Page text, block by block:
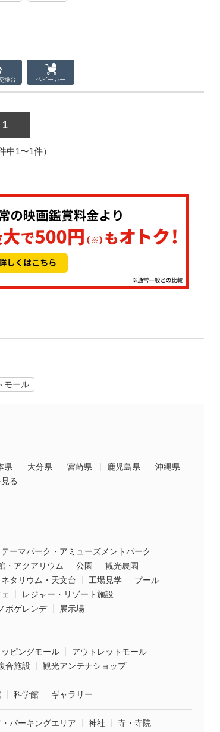
換台 ベビーカー
1
中1〜1件）
モール
県 大分県 宮崎県 鹿児島県
沖縄県
る
テーマパーク・アミューズメントパーク
・アクアリウム 公園
観光農園
タリウム・天文台 工場見学
プール
レジャー・リゾート施設
ボゲレンデ
展示場
ピングモール
アウトレットモール
合施設 観光アンテナショップ
科学館 ギャラリー
パーキングエリア 神社
寺・寺院